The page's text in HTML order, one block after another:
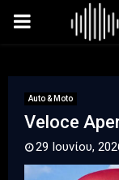
PRIMARY
Auto & Moto
Veloce
29 Ιουνίου,